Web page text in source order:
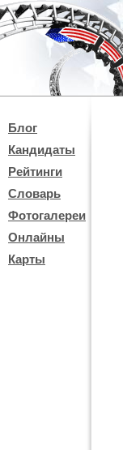
Блог
Кандидаты
Рейтинги
Словарь
Фотогалереи
Онлайны
Карты